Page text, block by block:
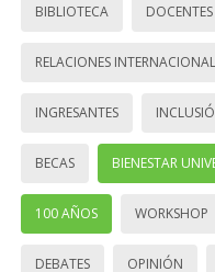
BIBLIOTECA DOCENTES
RELACIONES
INGRESANTES
BECAS BIENESTAR
100 AÑOS WORKSHOP
DEBATES OPINIÓN